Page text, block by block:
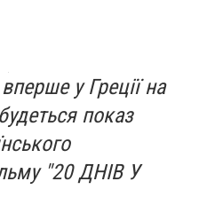
у Греції на
показ
"20 ДНІВ У